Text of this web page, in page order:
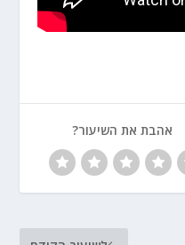
אהבת את השיעור?